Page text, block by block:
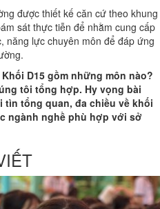
được thiết kế căn cứ theo khung
sát thực tiễn để nhằm cung cấp
năng lực chuyên môn để đáp ứng
D15 gồm những môn nào?
tôi tổng hợp. Hy vọng bài
tổng quan, đa chiều về khối
ngành nghề phù hợp với sở